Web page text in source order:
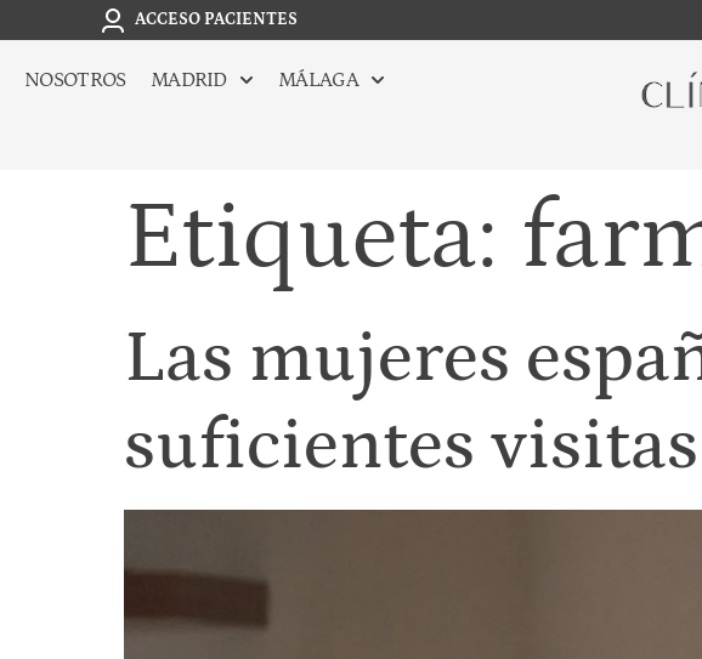
ACCESO PACIENTES
NOSOTROS MADRID MÁLAGA
Etiqueta:
Las mujeres
suficientes